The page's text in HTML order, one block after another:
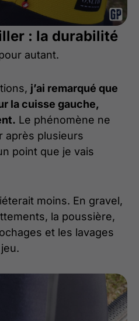
: la durabilité
autant.
j’ai remarqué que
la cuisse gauche,
Le phénomène ne
après plusieurs
point que je vais
moins. En gravel,
la poussière,
et les lavages